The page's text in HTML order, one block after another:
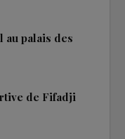
au palais des
de Fifadji